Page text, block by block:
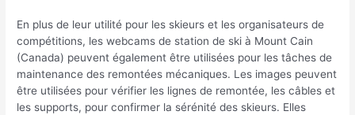
En plus de leur utilité pour les skieurs et les organisateurs de
compétitions, les webcams de station de ski à Mount Cain
(Canada) peuvent également être utilisées pour les tâches de
maintenance des remontées mécaniques. Les images peuvent
être utilisées pour vérifier les lignes de remontée, les câbles et
les supports, pour confirmer la sérénité des skieurs. Elles